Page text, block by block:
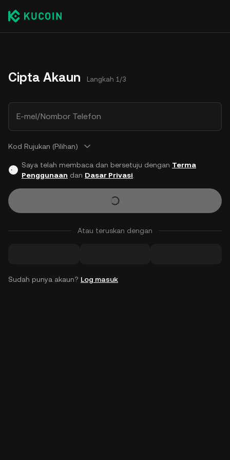
Cipta Akaun Langkah 1/3
E-mel/Nombor Telefon
Kod Rujukan (Pilihan)
Saya telah membaca dan bersetuju dengan Terma
Penggunaan dan Dasar Privasi
Atau teruskan dengan
Sudah punya akaun? Log masuk